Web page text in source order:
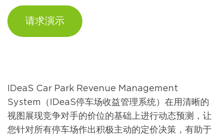
请求演示
IDeaS Car Park Revenue Management
System（IDeaS停车场收益管理系统）在用清晰的
视图展现竞争对手的价位的基础上进行动态预测，让
您针对所有停车场作出积极主动的定价决策，有助于